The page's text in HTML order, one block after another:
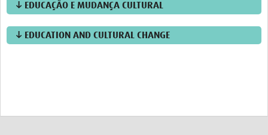
↓ EDUCAÇÃO E MUDANÇA CULTURAL
↓ EDUCATION AND CULTURAL CHANGE